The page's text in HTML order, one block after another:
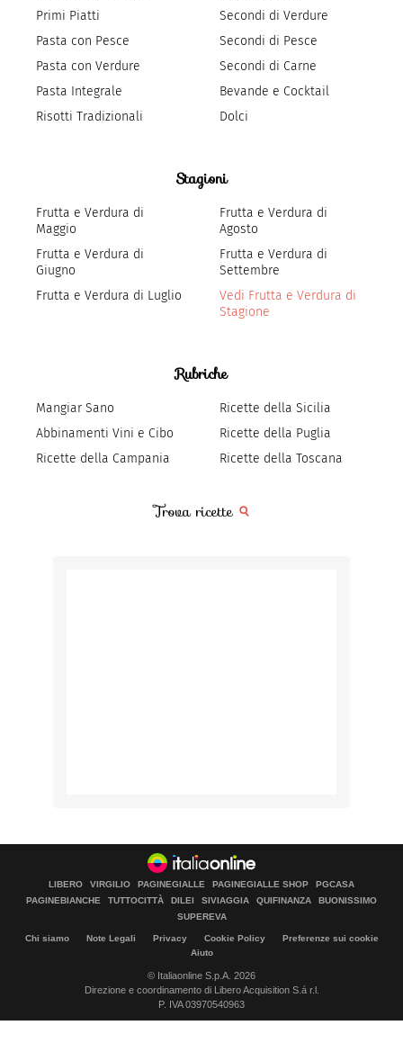
Primi Piatti
Pasta con Pesce
Pasta con Verdure
Pasta Integrale
Risotti Tradizionali
Secondi di Verdure
Secondi di Pesce
Secondi di Carne
Bevande e Cocktail
Dolci
Stagioni
Frutta e Verdura di
Maggio
Frutta e Verdura di
Giugno
Frutta e Verdura di Luglio
Frutta e Verdura di
Agosto
Frutta e Verdura di
Settembre
Vedi Frutta e Verdura di
Stagione
Rubriche
Mangiar Sano
Abbinamenti Vini e Cibo
Ricette della Campania
Ricette della Sicilia
Ricette della Puglia
Ricette della Toscana
Trova ricette
LIBERO VIRGILIO PAGINEGIALLE PAGINEGIALLE SHOP
PGCASA
PAGINEBIANCHE
TUTTOCITTÀ DILEI SIVIAGGIA QUIFINANZA
BUONISSIMO
SUPEREVA
Chi siamo Note Legali Privacy Cookie Policy
Preferenze sui cookie
Aiuto
© Italiaonline S.p.A. 2026
Direzione e coordinamento di Libero Acquisition S.á r.l.
P. IVA 03970540963